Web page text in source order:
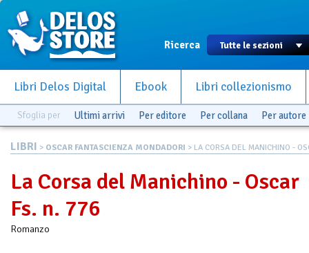
Ricerca
Libri Delos Digital Ebook Libri collezionismo
Sfoglia per Ultimi arrivi Per editore Per collana Per autore
LIBRI > OSCAR FANTASCIENZA MONDADORI > LA CORSA DEL MANICHINO -
La Corsa del Manichino - Oscar
Fs. n. 776
Romanzo